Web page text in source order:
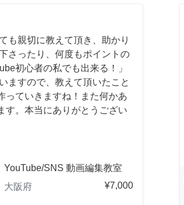
も親切に教えて頂き、助かり
さったり、何度もポイントの
初心者の私でも出来る！」
ますので、教えて頂いたこと
っていきますね！また何かあ
す。本当にありがとうござい
YouTube/SNS 動画編集教室
大阪府
¥7,000